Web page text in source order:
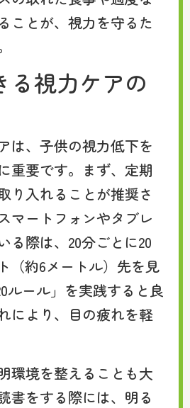
ことが、視力を守るた
る視力ケアの
は、子供の視力低下を
重要です。まず、定期
り入れることが推奨さ
マートフォンやタブレ
る際は、20分ごとに20
（約6メートル）先を見
ルール」を実践すると良
により、目の疲れを軽
環境を整えることも大
書をする際には、明る